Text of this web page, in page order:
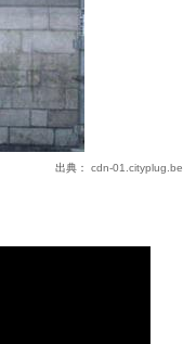
出典： cdn-01.cityplug.be